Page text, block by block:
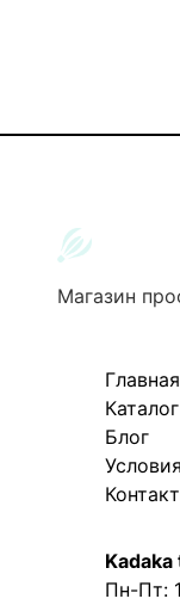
Магазин
Главная
Каталог
Блог
Пн-Пт: